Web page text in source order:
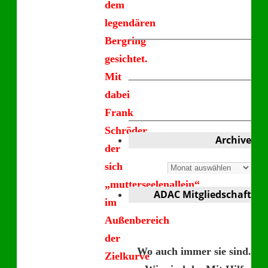
dem
legendären
Bergring
gesichtet.
Mit
dabei
Frank
Schröder,
der
sich
„mutterseelenallein“
im
Außenbereich
der
Zielkurve
Archive
Archive
ADAC Mitgliedschaft
Wo auch immer sie sind.